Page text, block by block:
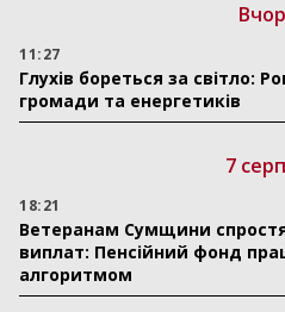
11:27
Глухів бореться за світло:
громади та енергетиків
7
18:21
Ветеранам Сумщини
виплат: Пенсійний фонд
алгоритмом